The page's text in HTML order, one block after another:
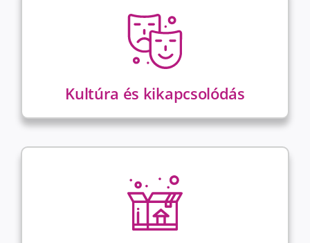
Kultúra és kikapcsolódás